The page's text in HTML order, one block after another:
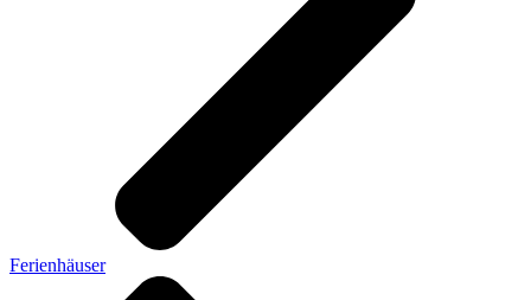
Ferienhäuser